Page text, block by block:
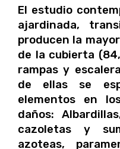
El estudio
ajardinada,
producen la
de la cubierta
rampas y
de ellas se
elementos en
daños:
cazoletas y
azoteas,